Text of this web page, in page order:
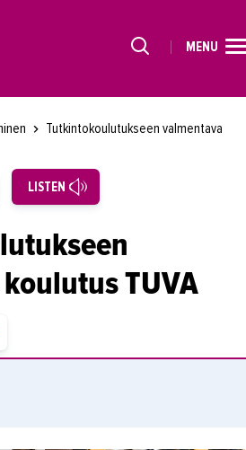
MENU
Tutkintokoulutukseen valmentava
LISTEN
TUVA